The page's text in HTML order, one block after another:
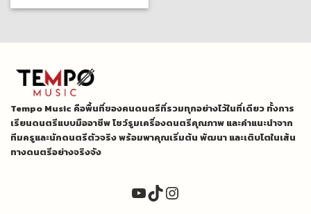
Tempo Music คือพื้นที่ของคนดนตรีที่รวมทุกอย่างไว้ในที่เดียว ทั้งการ
เรียนดนตรีแบบมืออาชีพ โชว์รูมเครื่องดนตรีคุณภาพ และคำแนะนำจาก
ทีมครูและนักดนตรีตัวจริง พร้อมพาคุณเริ่มต้น พัฒนา และเติบโตในเส้น
ทางดนตรีอย่างจริงจัง
YouTube
TikTok
Instagram